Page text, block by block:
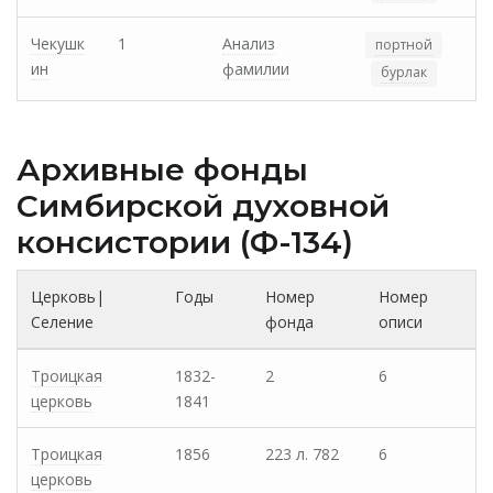
Чекушк
ин
1
Анализ
фамилии
портной
бурлак
Архивные фонды
Cимбирской духовной
консистории (Ф-134)
Церковь|
Селение
Годы
Номер
фонда
Номер
описи
Троицкая
церковь
1832-
1841
2 6
Троицкая
церковь
1856 223 л. 782 6